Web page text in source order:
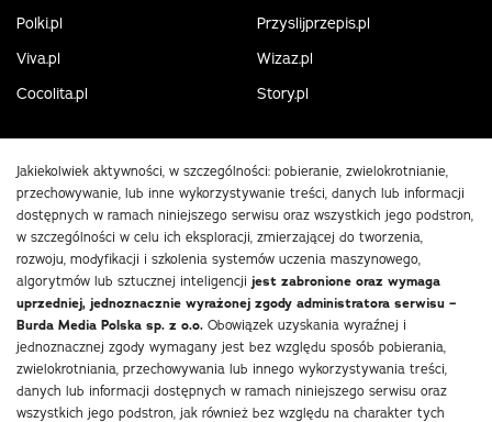
Polki.pl
Przyslijprzepis.pl
Viva.pl
Wizaz.pl
Cocolita.pl
Story.pl
Jakiekolwiek aktywności, w szczególności: pobieranie, zwielokrotnianie,
przechowywanie, lub inne wykorzystywanie treści, danych lub informacji
dostępnych w ramach niniejszego serwisu oraz wszystkich jego podstron,
w szczególności w celu ich eksploracji, zmierzającej do tworzenia,
rozwoju, modyfikacji i szkolenia systemów uczenia maszynowego,
algorytmów lub sztucznej inteligencji jest zabronione oraz wymaga
uprzedniej, jednoznacznie wyrażonej zgody administratora serwisu –
Burda Media Polska sp. z o.o. Obowiązek uzyskania wyraźnej i
jednoznacznej zgody wymagany jest bez względu sposób pobierania,
zwielokrotniania, przechowywania lub innego wykorzystywania treści,
danych lub informacji dostępnych w ramach niniejszego serwisu oraz
wszystkich jego podstron, jak również bez względu na charakter tych